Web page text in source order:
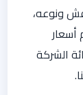
ونوعه،
أسعار
الشركة